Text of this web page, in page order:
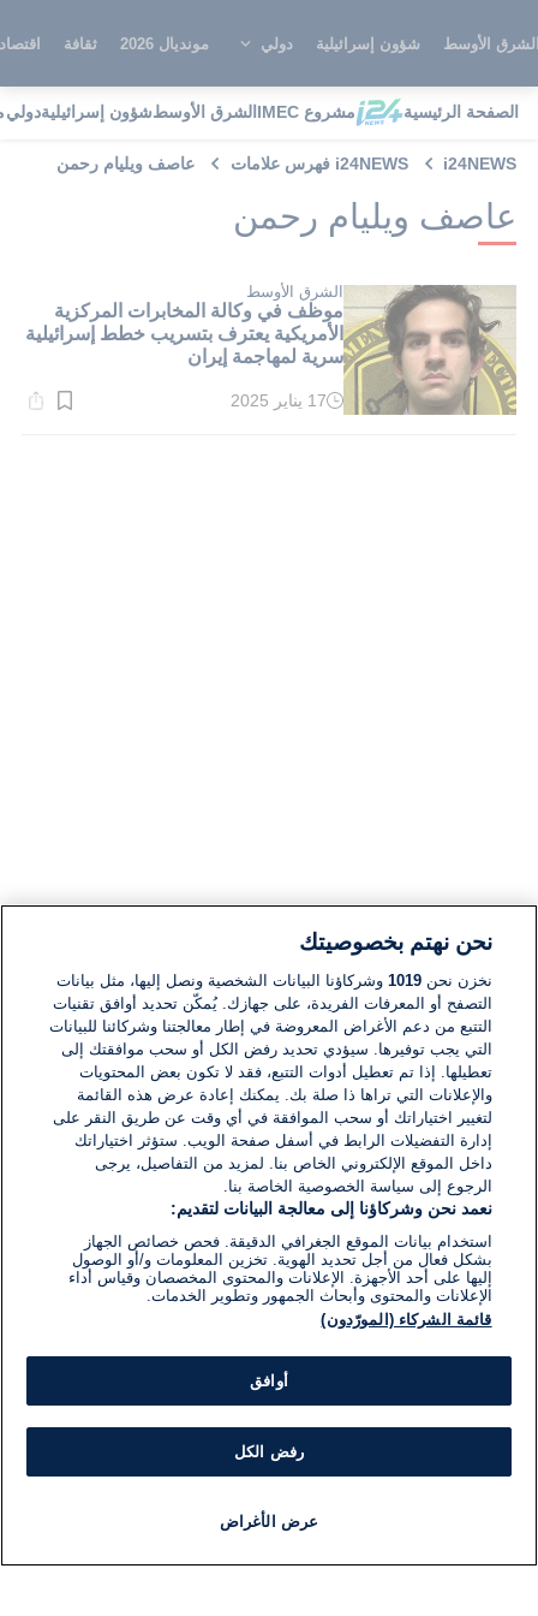
الأوسط شؤون إسرائيلية دولي مونديال 2026 ثقافة
الصفحة الرئيسية مشروع IMEC الشرق الأوسطشؤون إسرائيليةدولي
i24NEWS i24NEWS فهرس علامات عاصف ويليام رحمن
عاصف ويليام رحمن
الشرق الأوسط
موظف في وكالة المخابرات المركزية
الأمريكية يعترف بتسريب خطط إسرائيلية
سرية لمهاجمة إيران
وقت
17 يناير 2025
نحن نهتم بخصوصيتك
نخزن نحن1019 وشركاؤنا البيانات الشخصية ونصل إليها، مثل بيانات
التصفح أو المعرفات الفريدة، على جهازك. يُمكّن تحديد أوافق تقنيات
التتبع من دعم الأغراض المعروضة في إطار معالجتنا وشركائنا للبيانات
التي يجب توفيرها. سيؤدي تحديد رفض الكل أو سحب موافقتك إلى
تعطيلها. إذا تم تعطيل أدوات التتبع، فقد لا تكون بعض المحتويات
والإعلانات التي تراها ذا صلة بك. يمكنك إعادة عرض هذه القائمة
لتغيير اختياراتك أو سحب الموافقة في أي وقت عن طريق النقر على
إدارة التفضيلات الرابط في أسفل صفحة الويب. ستؤثر اختياراتك
داخل الموقع الإلكتروني الخاص بنا. لمزيد من التفاصيل، يرجى
الرجوع إلى سياسة الخصوصية الخاصة بنا.
نعمد نحن وشركاؤنا إلى معالجة البيانات لتقديم:
استخدام بيانات الموقع الجغرافي الدقيقة. فحص خصائص الجهاز
بشكل فعال من أجل تحديد الهوية. تخزين المعلومات و/أو الوصول
إليها على أحد الأجهزة. الإعلانات والمحتوى المخصصان وقياس أداء
الإعلانات والمحتوى وأبحاث الجمهور وتطوير الخدمات.
قائمة الشركاء (المورّدون)
أوافق
رفض الكل
عرض الأغراض